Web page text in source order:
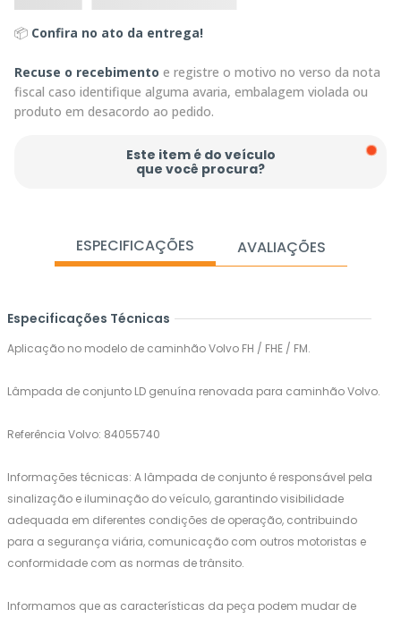
📦 Confira no ato da entrega!
Recuse o recebimento e registre o motivo no verso da nota
fiscal caso identifique alguma avaria, embalagem violada ou
produto em desacordo ao pedido.
Este item é do veículo
que você procura?
ESPECIFICAÇÕES AVALIAÇÕES
Especificações Técnicas
Aplicação no modelo de caminhão Volvo FH / FHE / FM.
Lâmpada de conjunto LD genuína renovada para caminhão Volvo.
Referência Volvo: 84055740
Informações técnicas: A lâmpada de conjunto é responsável pela
sinalização e iluminação do veículo, garantindo visibilidade
adequada em diferentes condições de operação, contribuindo
para a segurança viária, comunicação com outros motoristas e
conformidade com as normas de trânsito.
Informamos que as características da peça podem mudar de